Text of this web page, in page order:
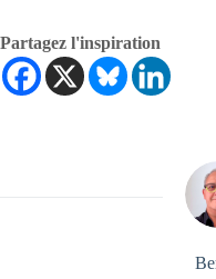
Partagez l'inspiration